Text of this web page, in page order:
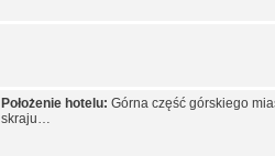
Położenie hotelu: Górna część górskiego
skraju…